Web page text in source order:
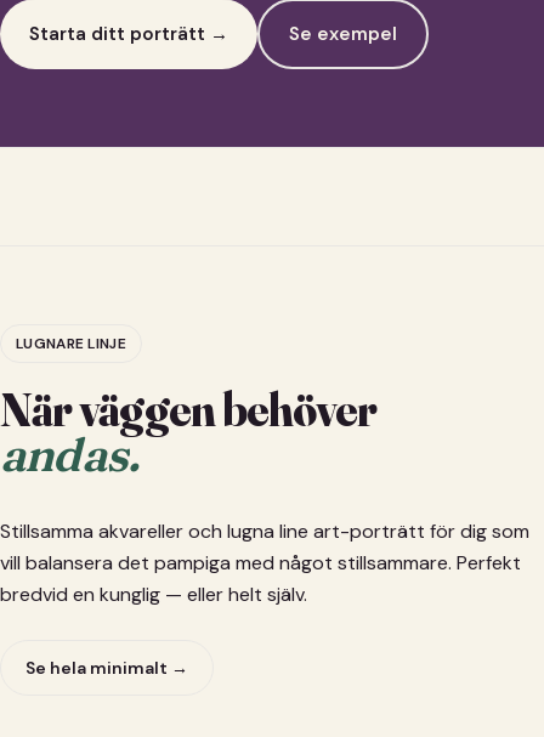
Starta ditt porträtt → Se exempel
LUGNARE LINJE
När väggen behöver
andas.
Stillsamma akvareller och lugna line art-porträtt för dig som
vill balansera det pampiga med något stillsammare. Perfekt
bredvid en kunglig — eller helt själv.
Se hela minimalt →